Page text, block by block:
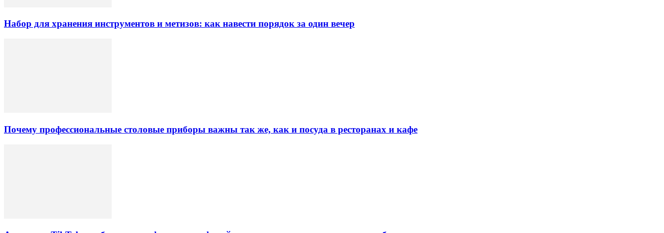
Набор для хранения инструментов и метизов: как навести порядок за один вечер
Почему профессиональные столовые приборы важны так же, как и посуда в ресторанах и кафе